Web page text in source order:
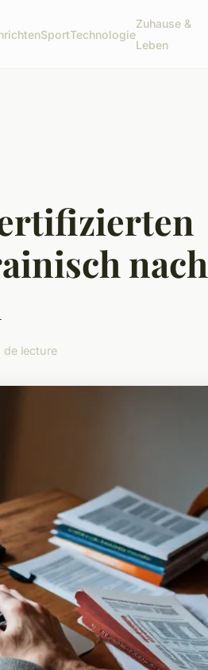
SportTechnologie
Zuhause &
Leben
nach
de lecture